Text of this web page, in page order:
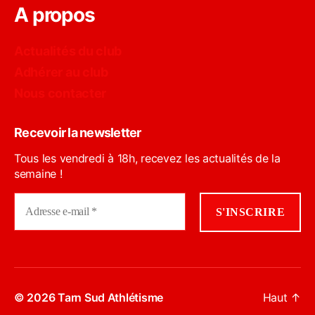
A propos
Recevoir la newsletter
Tous les vendredi à 18h, recevez les actualités de la
semaine !
© 2026Tarn Sud Athlétisme Haut ↑